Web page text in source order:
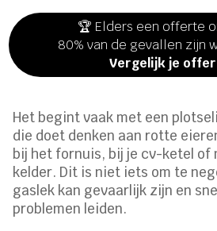
🏆 Elders een offerte
80% van de gevallen zijn
Vergelijk je
Het begint vaak met een
die doet denken aan rotte
bij het fornuis, bij je cv-ketel of
kelder. Dit is niet iets om te
gaslek kan gevaarlijk zijn en
problemen leiden.